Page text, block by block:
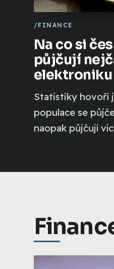
Na co si
půjčují
elektroniku
Statistiky hovoří
populace se
naopak půjčují
FINANCE